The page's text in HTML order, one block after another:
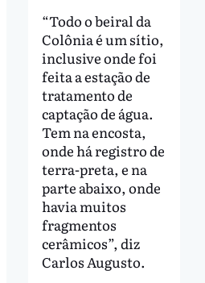
“Todo o beiral da
Colônia é um sítio,
inclusive onde foi
feita a estação de
tratamento de
captação de água.
Tem na encosta,
onde há registro de
terra-preta, e na
parte abaixo, onde
havia muitos
fragmentos
cerâmicos”, diz
Carlos Augusto.